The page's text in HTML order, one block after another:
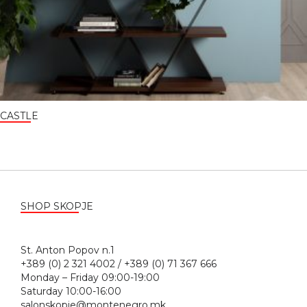
CASTLE
SHOP SKOPJE
St. Anton Popov n.1
+389 (0) 2 321 4002 / +389 (0) 71 367 666
Monday – Friday 09:00-19:00
Saturday 10:00-16:00